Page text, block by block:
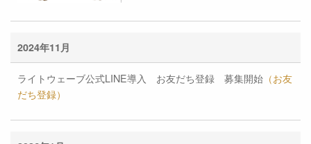
2024年11月
ライトウェーブ公式LINE導入 お友だち登録 募集開始 （お友
だち登録）